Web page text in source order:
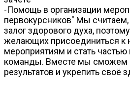
-Помощь в организации
первокурсников" Мы считаем,
залог здорового духа,
желающих присоединиться к
мероприятиям и стать
команды. Вместе мы сможем
результатов и укрепить своё